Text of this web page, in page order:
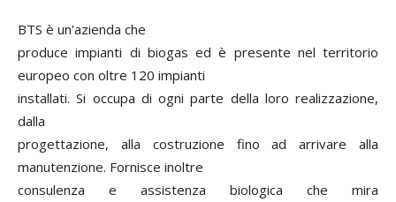
BTS è un'azienda che
produce impianti di biogas ed è presente nel territorio
europeo con oltre 120 impianti
installati. Si occupa di ogni parte della loro realizzazione,
dalla
progettazione, alla costruzione fino ad arrivare alla
manutenzione. Fornisce inoltre
consulenza e assistenza biologica che mira